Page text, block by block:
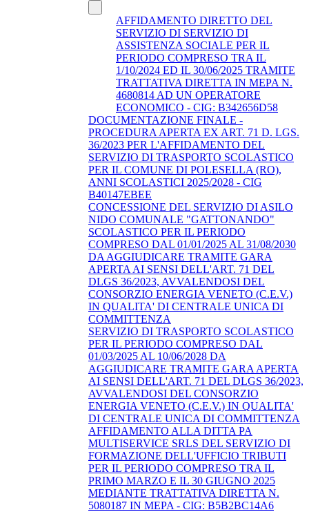
AFFIDAMENTO DIRETTO DEL
SERVIZIO DI SERVIZIO DI
ASSISTENZA SOCIALE PER IL
PERIODO COMPRESO TRA IL
1/10/2024 ED IL 30/06/2025 TRAMITE
TRATTATIVA DIRETTA IN MEPA N.
4680814 AD UN OPERATORE
ECONOMICO - CIG: B342656D58
DOCUMENTAZIONE FINALE -
PROCEDURA APERTA EX ART. 71 D. LGS.
36/2023 PER L'AFFIDAMENTO DEL
SERVIZIO DI TRASPORTO SCOLASTICO
PER IL COMUNE DI POLESELLA (RO),
ANNI SCOLASTICI 2025/2028 - CIG
B40147EBEE
CONCESSIONE DEL SERVIZIO DI ASILO
NIDO COMUNALE "GATTONANDO"
SCOLASTICO PER IL PERIODO
COMPRESO DAL 01/01/2025 AL 31/08/2030
DA AGGIUDICARE TRAMITE GARA
APERTA AI SENSI DELL'ART. 71 DEL
DLGS 36/2023, AVVALENDOSI DEL
CONSORZIO ENERGIA VENETO (C.E.V.)
IN QUALITA' DI CENTRALE UNICA DI
COMMITTENZA
SERVIZIO DI TRASPORTO SCOLASTICO
PER IL PERIODO COMPRESO DAL
01/03/2025 AL 10/06/2028 DA
AGGIUDICARE TRAMITE GARA APERTA
AI SENSI DELL'ART. 71 DEL DLGS 36/2023,
AVVALENDOSI DEL CONSORZIO
ENERGIA VENETO (C.E.V.) IN QUALITA'
DI CENTRALE UNICA DI COMMITTENZA
AFFIDAMENTO ALLA DITTA PA
MULTISERVICE SRLS DEL SERVIZIO DI
FORMAZIONE DELL'UFFICIO TRIBUTI
PER IL PERIODO COMPRESO TRA IL
PRIMO MARZO E IL 30 GIUGNO 2025
MEDIANTE TRATTATIVA DIRETTA N.
5080187 IN MEPA - CIG: B5B2BC14A6